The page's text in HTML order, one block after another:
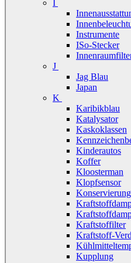
Instrumente
ISo-Stecker
J
Jag Blau
Japan
K
Karibikblau
Katalysator
Kaskoklassen
Kinderautos
Koffer
Kloosterman
Klopfsensor
Konservierung
Kraftstoffilter
Kraftstoff-
Kupplung